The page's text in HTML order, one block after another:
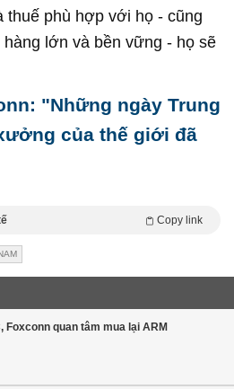
thuế phù hợp với họ - cũng
lớn và bền vững - họ sẽ
"Những ngày Trung
của thế giới đã
Copy link
Foxconn quan tâm mua lại ARM